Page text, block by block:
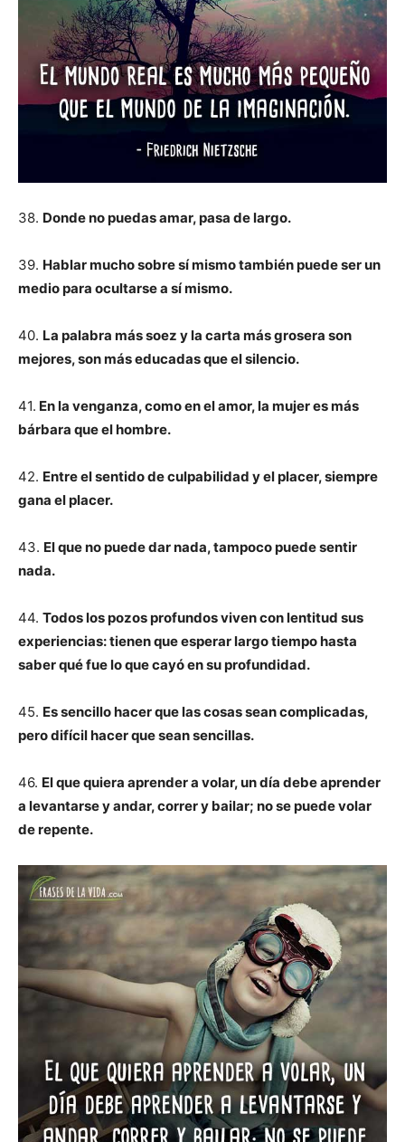
38. Donde no puedas amar, pasa de largo.
39. Hablar mucho sobre sí mismo también puede ser un
medio para ocultarse a sí mismo.
40. La palabra más soez y la carta más grosera son
mejores, son más educadas que el silencio.
41. En la venganza, como en el amor, la mujer es más
bárbara que el hombre.
42. Entre el sentido de culpabilidad y el placer, siempre
gana el placer.
43. El que no puede dar nada, tampoco puede sentir
nada.
44. Todos los pozos profundos viven con lentitud sus
experiencias: tienen que esperar largo tiempo hasta
saber qué fue lo que cayó en su profundidad.
45. Es sencillo hacer que las cosas sean complicadas,
pero difícil hacer que sean sencillas.
46. El que quiera aprender a volar, un día debe aprender
a levantarse y andar, correr y bailar; no se puede volar
de repente.